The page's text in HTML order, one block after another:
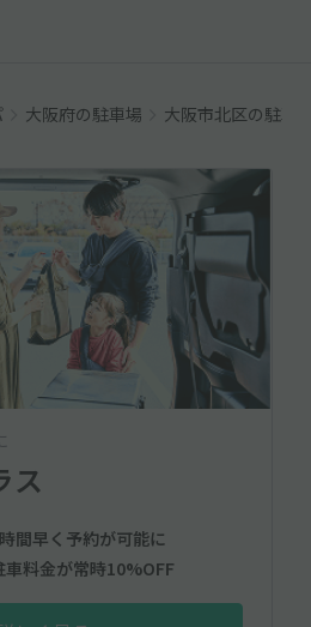
大阪府の駐車場 大阪市北区の駐車
ス
間早く予約が可能に
料金が常時10%OFF